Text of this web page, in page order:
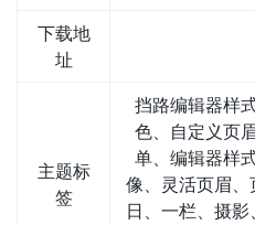
下载地
址
主题标
签
挡路编辑器样
色、自定义页
单、编辑器样
像、灵活页眉
日、一栏、摄